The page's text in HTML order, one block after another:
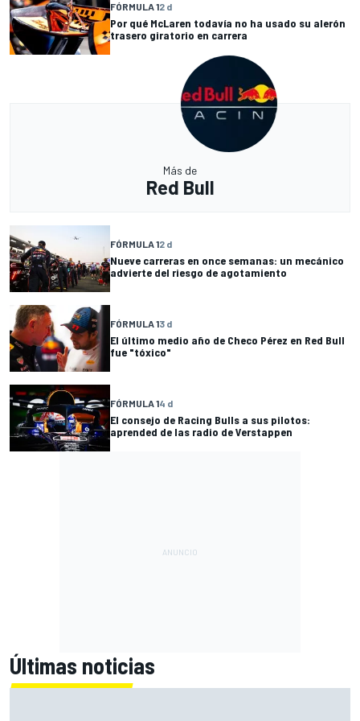
FÓRMULA 12 d
Por qué McLaren todavía no ha usado su alerón
trasero giratorio en carrera
Más de
Red Bull
FÓRMULA 12 d
Nueve carreras en once semanas: un mecánico
advierte del riesgo de agotamiento
FÓRMULA 13 d
El último medio año de Checo Pérez en Red Bull
fue "tóxico"
FÓRMULA 14 d
El consejo de Racing Bulls a sus pilotos:
aprended de las radio de Verstappen
Últimas noticias